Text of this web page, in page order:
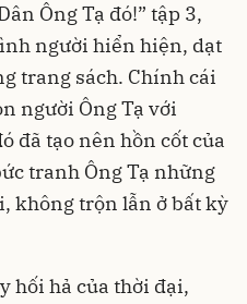
Ông Tạ đó!” tập 3,
người hiển hiện, dạt
trang sách. Chính cái
người Ông Tạ với
đã tạo nên hồn cốt của
tranh Ông Tạ những
không trộn lẫn ở bất kỳ
hối hả của thời đại,